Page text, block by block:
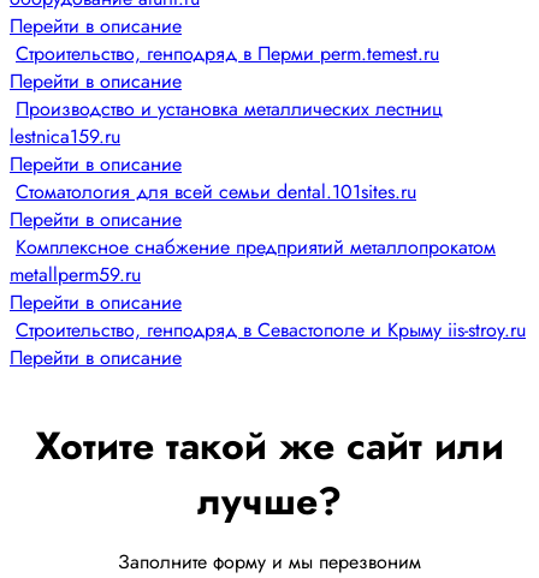
Перейти в описание
Строительство, генподряд в Перми perm.temest.ru
Перейти в описание
Производство и установка металлических лестниц
lestnica159.ru
Перейти в описание
Стоматология для всей семьи dental.101sites.ru
Перейти в описание
Комплексное снабжение предприятий металлопрокатом
metallperm59.ru
Перейти в описание
Строительство, генподряд в Севастополе и Крыму iis-stroy.ru
Перейти в описание
Хотите такой же сайт или
лучше?
Заполните форму и мы перезвоним